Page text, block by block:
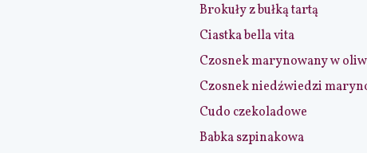
Brokuły z bułką tartą
Ciastka bella vita
Czosnek marynowany w
Czosnek niedźwiedzi
Cudo czekoladowe
Babka szpinakowa